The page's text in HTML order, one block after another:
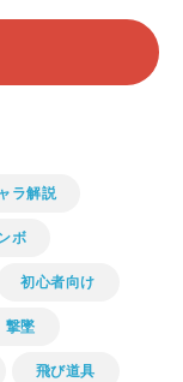
ラ解説
ボ
初心者向け
撃墜
飛び道具